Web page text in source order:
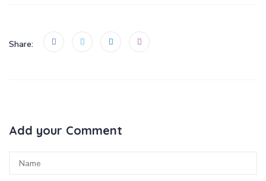
Share:
Add your Comment